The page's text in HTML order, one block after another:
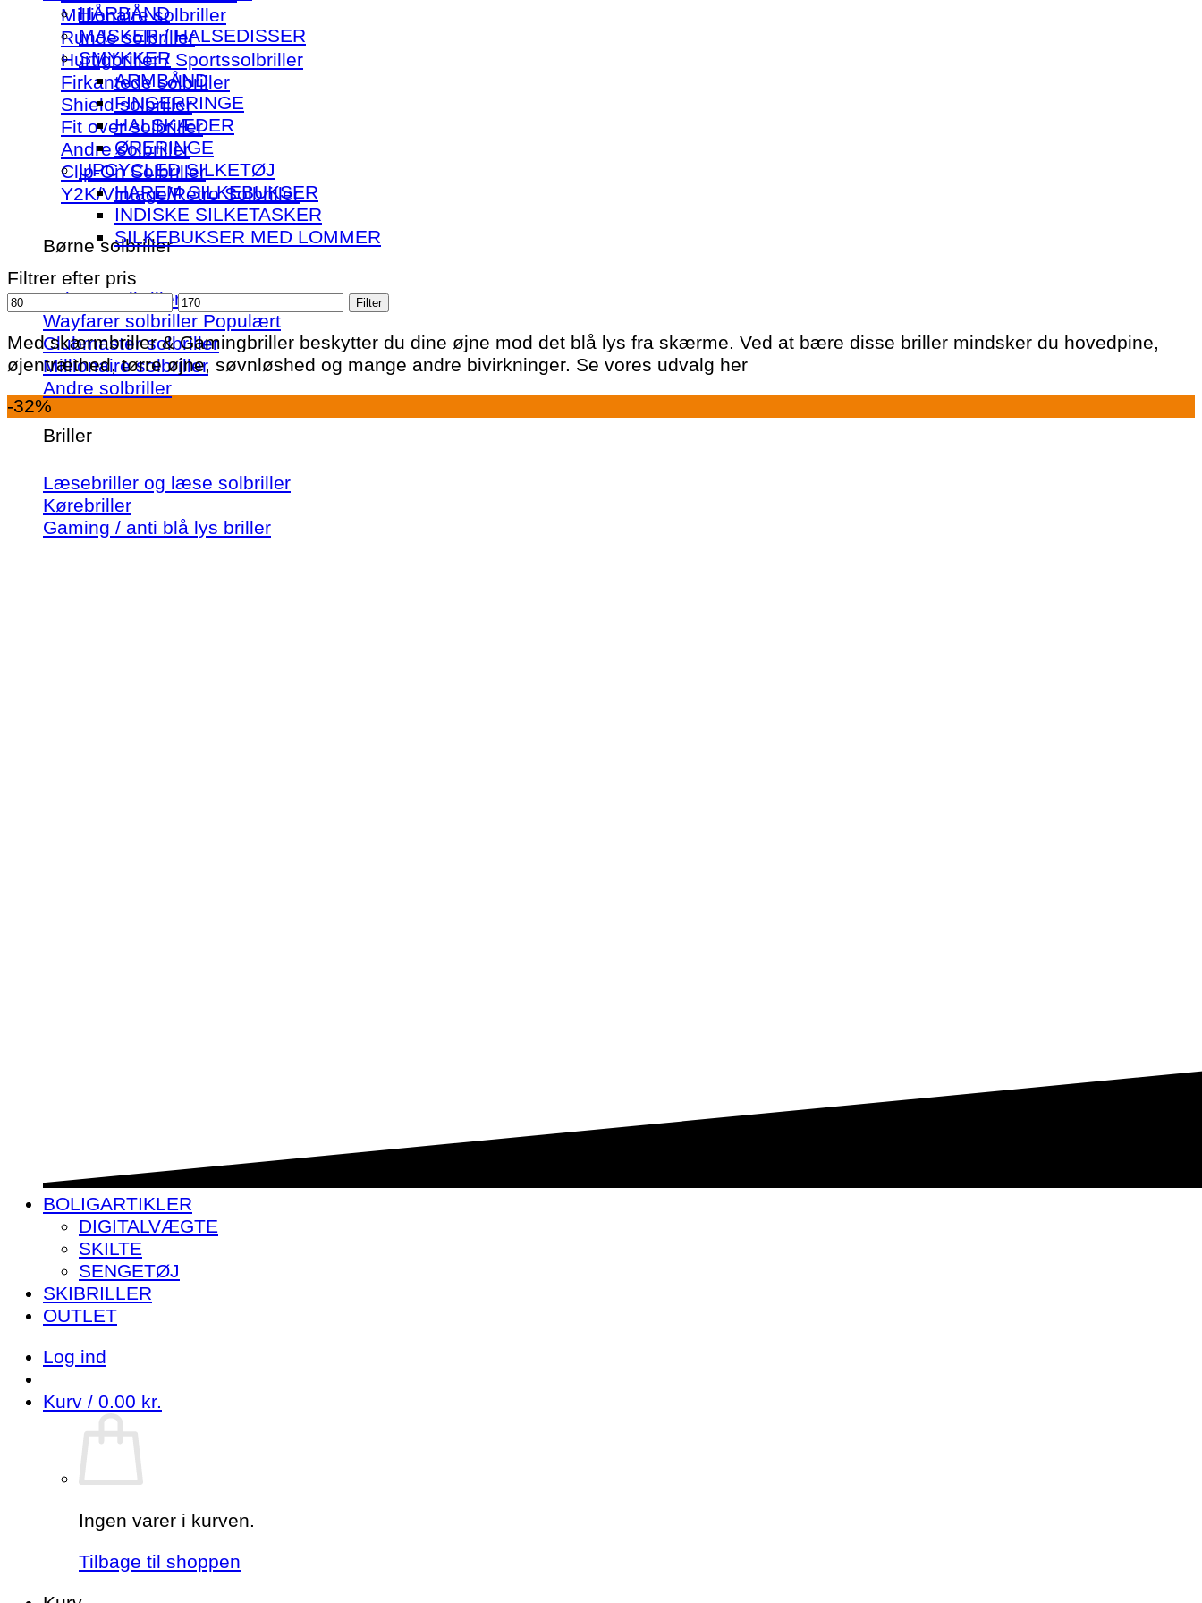
Millionaire solbriller
Runde solbriller
Hurtigbriller / Sportssolbriller
Firkantede solbriller
Shield solbriller
Fit over solbriller
Andre solbriller
Clip-On Solbriller
Y2K/Vintage/Retro Solbriller
Børne solbriller
Aviator solbriller
Wayfarer solbriller
Clubmaster solbriller
Millionaire solbriller
Andre solbriller
Briller
Læsebriller og læse solbriller
Kørebriller
Gaming / anti blå lys briller
BOLIGARTIKLER
DIGITALVÆGTE
SKILTE
SENGETØJ
SKIBRILLER
OUTLET
Log ind
Kurv / 0.00 kr.
Ingen varer i kurven.
Tilbage til shoppen
HÅRBÅND
MASKER / HALSEDISSER
SMYKKER
ARMBÅND
FINGERRINGE
HALSKÆDER
ØRERINGE
UPCYCLED SILKETØJ
HAREM SILKEBUKSER
INDISKE SILKETASKER
SILKEBUKSER MED LOMMER
Filtrer efter pris
Mindste
Højeste
pris
Filter
Med skærmbriller & Gamingbriller beskytter du dine øjne mod det blå lys fra skærme. Ved at bære disse briller mindsker du hovedpine,
øjentræthed, tørre øjne, søvnløshed og mange andre bivirkninger. Se vores udvalg her
-32%